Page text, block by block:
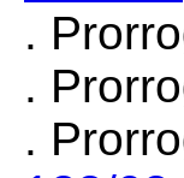
.
.
.